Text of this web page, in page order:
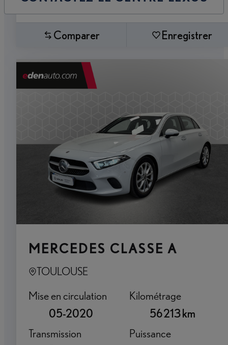
Comparer Enregistrer
MERCEDES CLASSE A
TOULOUSE
Mise en circulation
05-2020
Kilométrage
56 213 km
Transmission
Puissance